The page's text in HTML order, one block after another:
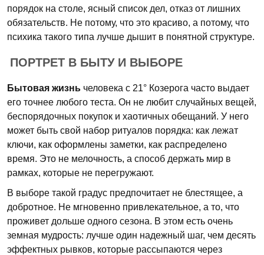
порядок на столе, ясный список дел, отказ от лишних
обязательств. Не потому, что это красиво, а потому, что
психика такого типа лучше дышит в понятной структуре.
ПОРТРЕТ В БЫТУ И ВЫБОРЕ
Бытовая жизнь человека с 21° Козерога часто выдает
его точнее любого теста. Он не любит случайных вещей,
беспорядочных покупок и хаотичных обещаний. У него
может быть свой набор ритуалов порядка: как лежат
ключи, как оформлены заметки, как распределено
время. Это не мелочность, а способ держать мир в
рамках, которые не перегружают.
В выборе такой градус предпочитает не блестящее, а
добротное. Не мгновенно привлекательное, а то, что
проживет дольше одного сезона. В этом есть очень
земная мудрость: лучше один надежный шаг, чем десять
эффектных рывков, которые рассыпаются через